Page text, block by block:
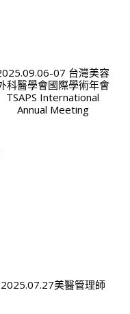
07 台灣美容
科醫學會國際學術年會
TSAPS International
Annual Meeting
2025.07.27美醫管理師